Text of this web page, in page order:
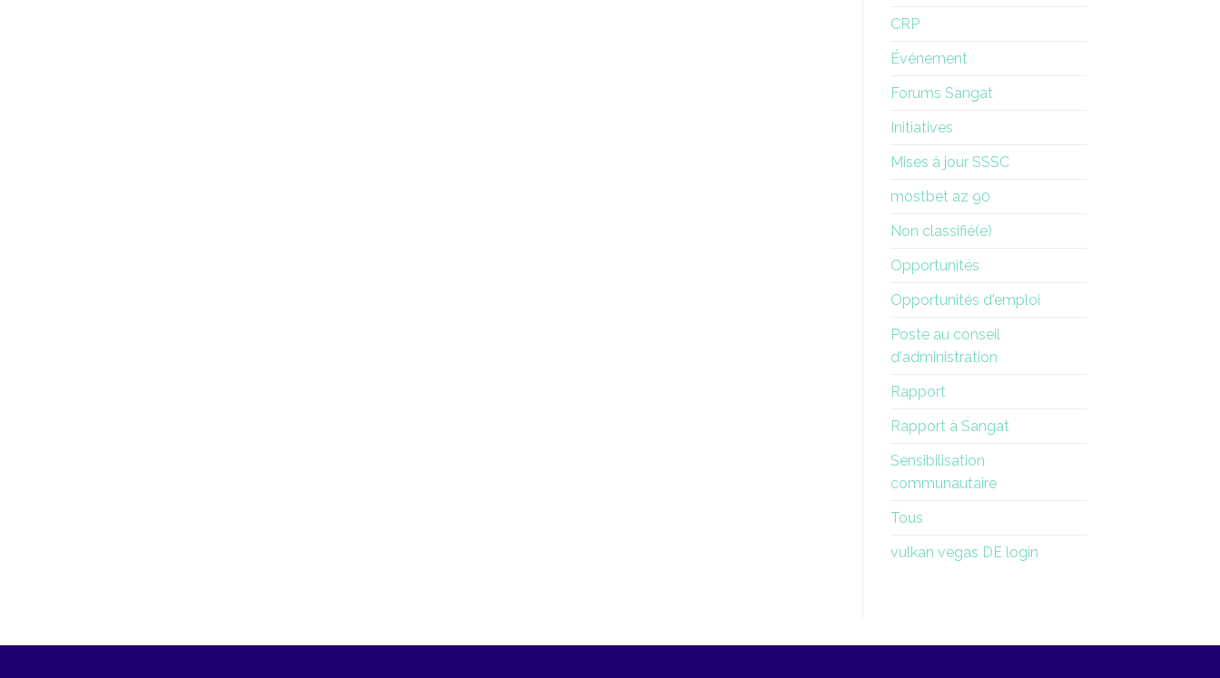
CRP
Événement
Forums Sangat
Initiatives
Mises à jour SSSC
mostbet az 90
Non classifié(e)
Opportunités
Opportunités d'emploi
Poste au conseil
d'administration
Rapport
Rapport à Sangat
Sensibilisation
communautaire
Tous
vulkan vegas DE login